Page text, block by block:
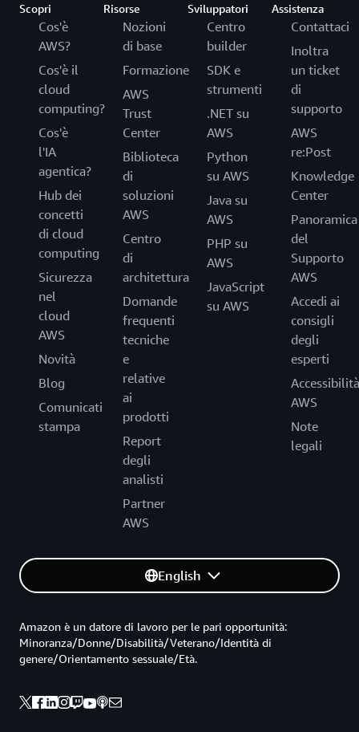
Scopri
Cos'è
AWS?
Cos'è il
cloud
computing?
Cos'è
l'IA
agentica?
Hub dei
concetti
di cloud
computing
Sicurezza
nel
cloud
AWS
Novità
Blog
Comunicati
stampa
Risorse
Nozioni
di base
Formazione
AWS
Trust
Center
Biblioteca
di
soluzioni
AWS
Centro
di
architettura
Domande
frequenti
tecniche
e
relative
ai
prodotti
Report
degli
analisti
Partner
AWS
Sviluppatori
Centro
builder
SDK e
strumenti
.NET su
AWS
Python
su AWS
Java su
AWS
PHP su
AWS
JavaScript
su AWS
Assistenza
Contattaci
Inoltra
un ticket
di
supporto
AWS
re:Post
Knowledge
Center
Panoramica
del
Supporto
AWS
Accedi ai
consigli
degli
esperti
Accessibilità
AWS
Note
legali
English
Amazon è un datore di lavoro per le pari opportunità:
Minoranza/Donne/Disabilità/Veterano/Identità di
genere/Orientamento sessuale/Età.